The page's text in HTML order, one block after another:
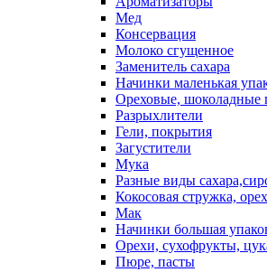
Мед
Консервация
Молоко сгущенное
Заменитель сахара
Начинки маленькая
Ореховые, шоколадные
Разрыхлители
Гели, покрытия
Загустители
Мука
Разные виды
Кокосовая стружка,
Мак
Начинки большая
Орехи, сухофрукты,
Пюре, пасты